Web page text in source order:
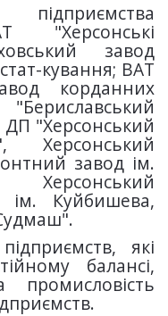
підприємства
"Херсонські
завод
кування; ВАТ
корданних
"Херсонський
Херсонський
завод ім.
ім. Куйбишева,
які
балансі,